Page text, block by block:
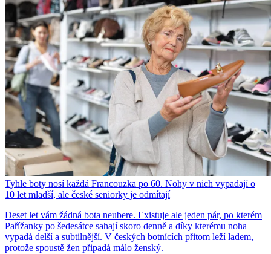
Tyhle boty nosí každá Francouzka po 60. Nohy v nich vypadají o
10 let mladší, ale české seniorky je odmítají
Deset let vám žádná bota neubere. Existuje ale jeden pár, po kterém
Pařížanky po šedesátce sahají skoro denně a díky kterému noha
vypadá delší a subtilnější. V českých botnících přitom leží ladem,
protože spoustě žen připadá málo ženský.